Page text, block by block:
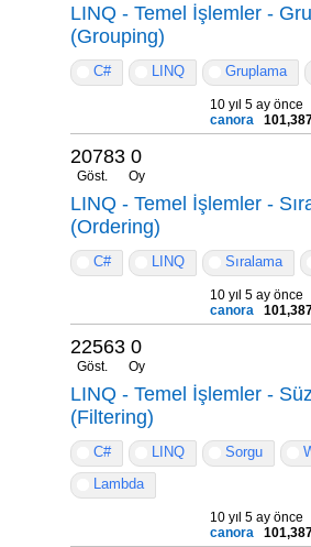
LINQ - Temel İşlemler -
(Grouping)
C# LINQ Gruplama
10 yıl 5 ay önce
canora
20783
Göst.
0
Oy
LINQ - Temel İşlemler -
(Ordering)
C# LINQ Sıralama
10 yıl 5 ay önce
canora
22563
Göst.
0
Oy
LINQ - Temel İşlemler -
(Filtering)
C# LINQ Sorgu
Lambda
10 yıl 5 ay önce
canora